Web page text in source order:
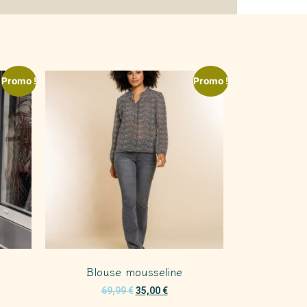
Promo ! Promo !
Blouse mousseline
69,99€ 35,00€